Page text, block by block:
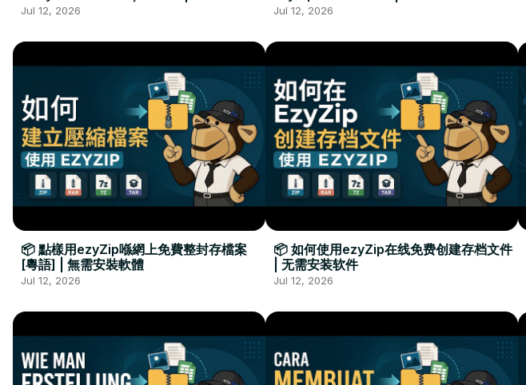
Kurulumu Gerekmez
Jul 12, 2026
Installation Required
Jul 12, 2026
📦 點樣用ezyZip喺網上免費整封存檔案
[粵語] | 無需安裝軟體
Jul 12, 2026
📦 如何使用ezyZip在线免费创建存档文件
| 无需安装软件
Jul 12, 2026